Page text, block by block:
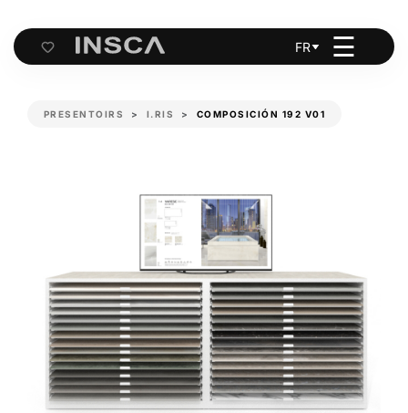
Cart
FR ☰
PRESENTOIRS I.RIS COMPOSICIÓN 192 V01